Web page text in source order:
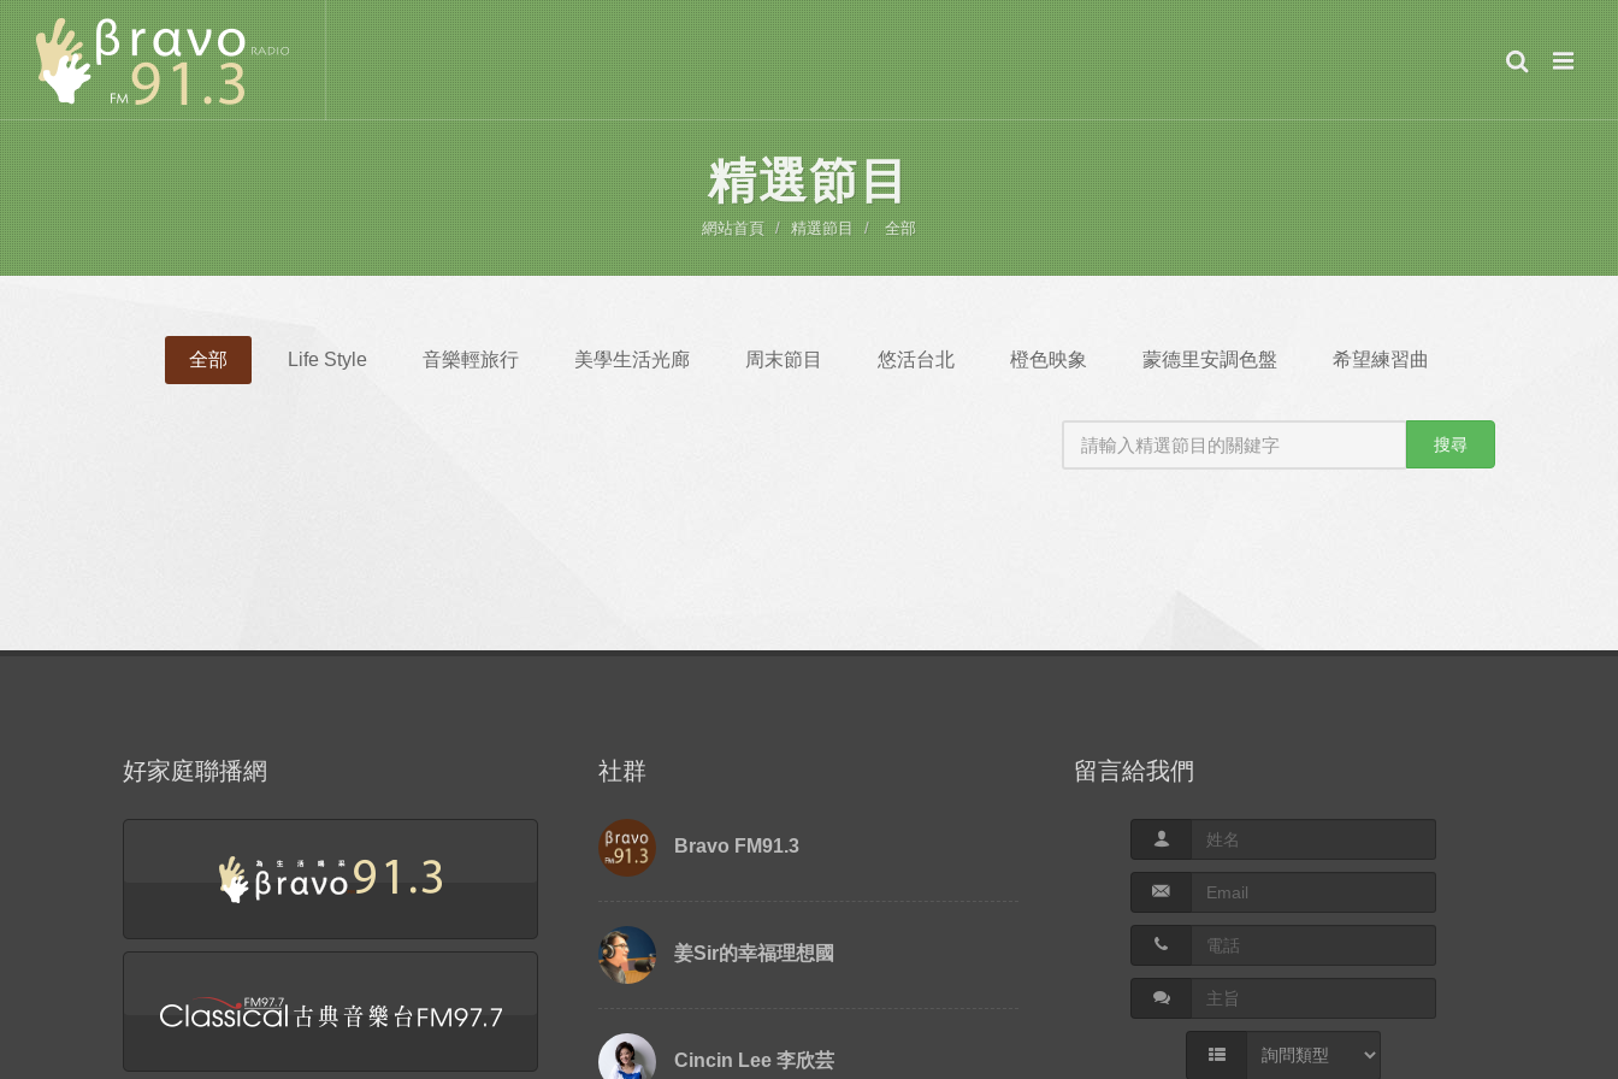
精選節目
網站首頁 精選節目 全部
全部 Life Style 音樂輕旅行 美學生活光廊 周末節目 悠活台北 橙色映象 蒙德里安調色盤 希望練習曲
搜尋
好家庭聯播網 社群
Bravo FM91.3
姜Sir的幸福理想國
Cincin Lee 李欣芸
留言給我們